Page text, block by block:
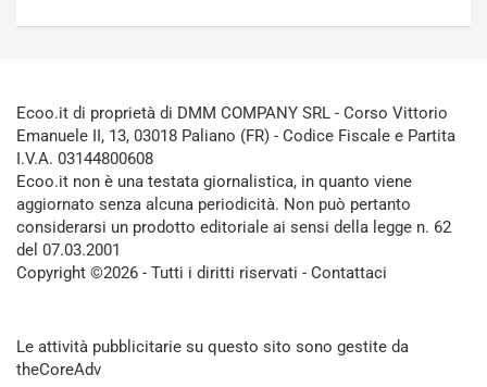
Ecoo.it di proprietà di DMM COMPANY SRL - Corso Vittorio
Emanuele II, 13, 03018 Paliano (FR) - Codice Fiscale e Partita
I.V.A. 03144800608
Ecoo.it non è una testata giornalistica, in quanto viene
aggiornato senza alcuna periodicità. Non può pertanto
considerarsi un prodotto editoriale ai sensi della legge n. 62
del 07.03.2001
Copyright ©2026 - Tutti i diritti riservati - Contattaci
Le attività pubblicitarie su questo sito sono gestite da
theCoreAdv